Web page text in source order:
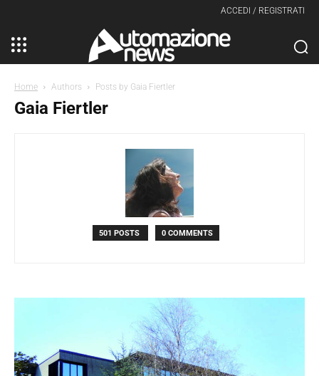
ACCEDI / REGISTRATI
Home Authors Posts by Gaia Fiertler
Gaia Fiertler
501 POSTS 0 COMMENTS